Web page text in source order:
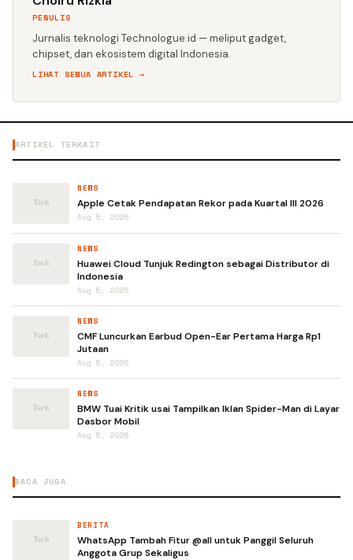
PENULIS
Jurnalis teknologi Technologue.id — meliput gadget,
chipset, dan ekosistem digital Indonesia.
LIHAT SEMUA ARTIKEL →
ARTIKEL TERKAIT
NEWS
Apple Cetak Pendapatan Rekor pada Kuartal III 2026
Aug 5, 2026
NEWS
Huawei Cloud Tunjuk Redington sebagai Distributor di
Indonesia
Aug 5, 2026
NEWS
CMF Luncurkan Earbud Open-Ear Pertama Harga Rp1
Jutaan
Aug 5, 2026
NEWS
BMW Tuai Kritik usai Tampilkan Iklan Spider-Man di Layar
Dasbor Mobil
Aug 5, 2026
BACA JUGA
BERITA
WhatsApp Tambah Fitur @all untuk Panggil Seluruh
Anggota Grup Sekaligus